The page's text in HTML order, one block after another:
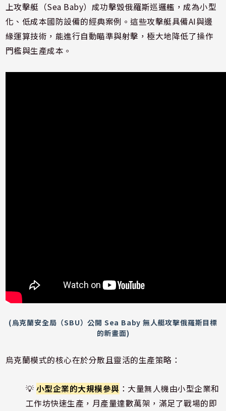
上攻擊艇（Sea Baby）成功擊毀俄羅斯巡邏艦，成為小型
化、低成本國防設備的經典案例。這些攻擊艇具備AI與邊
緣運算技術，能進行自動瞄準與射擊，極大地降低了操作
門檻與生產成本。
(烏克蘭安全局（SBU）公開 Sea Baby 無人艇攻擊俄羅斯目標
的新畫面)
烏克蘭模式的核心在於分散且靈活的生產策略：
💡 小型企業的大規模參與 ：大量無人機由小型企業和
工作坊快速生產，月產量達數萬架，滿足了戰場的即